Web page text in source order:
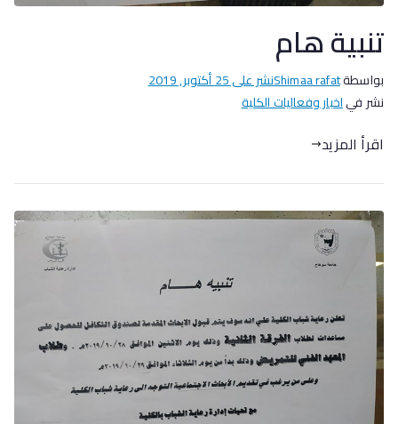
تنبية هام
بواسطةShimaa rafatنشر على25 أكتوبر, 2019
نشر فياخبار وفعاليات الكلية
اقرأ المزيد